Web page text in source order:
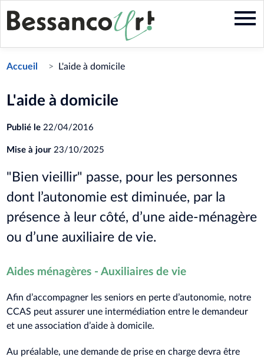
Aller
au
contenu
Accueil L'aide à domicile
L'aide à domicile
Publié le 22/04/2016
Mise à jour 23/10/2025
"Bien vieillir" passe, pour les personnes
dont l’autonomie est diminuée, par la
présence à leur côté, d’une aide-ménagère
ou d’une auxiliaire de vie.
Aides ménagères - Auxiliaires de vie
Afin d’accompagner les seniors en perte d’autonomie, notre
CCAS peut assurer une intermédiation entre le demandeur
et une association d’aide à domicile.
Au préalable, une demande de prise en charge devra être